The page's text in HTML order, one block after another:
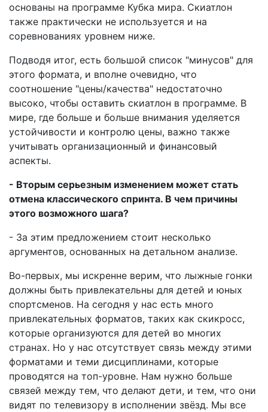
основаны на программе Кубка мира. Скиатлон
также практически не используется и на
соревнованиях уровнем ниже.
Подводя итог, есть большой список "минусов" для
этого формата, и вполне очевидно, что
соотношение "цены/качества" недостаточно
высоко, чтобы оставить скиатлон в программе. В
мире, где больше и больше внимания уделяется
устойчивости и контролю цены, важно также
учитывать организационный и финансовый
аспекты.
- Вторым серьезным изменением может стать
отмена классического спринта. В чем причины
этого возможного шага?
- За этим предложением стоит несколько
аргументов, основанных на детальном анализе.
Во-первых, мы искренне верим, что лыжные гонки
должны быть привлекательны для детей и юных
спортсменов. На сегодня у нас есть много
привлекательных форматов, таких как скикросс,
которые организуются для детей во многих
странах. Но у нас отсутствует связь между этими
форматами и теми дисциплинами, которые
проводятся на топ-уровне. Нам нужно больше
связей между тем, что делают дети, и тем, что они
видят по телевизору в исполнении звёзд. Мы все